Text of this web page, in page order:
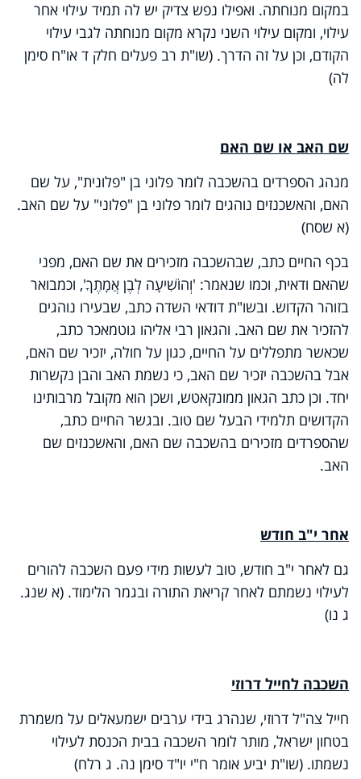
במקום מנוחתה. ואפילו נפש צדיק יש לה תמיד עילוי אחר
עילוי, ומקום עילוי השני נקרא מקום מנוחתה לגבי עילוי
הקודם, וכן על זה הדרך. (שו"ת רב פעלים חלק ד או"ח סימן
לה)
שם האב או שם האם
מנהג הספרדים בהשכבה לומר פלוני בן "פלונית", על שם
האם, והאשכנזים נוהגים לומר פלוני בן "פלוני" על שם האב.
(א שסח)
בכף החיים כתב, שבהשכבה מזכירים את שם האם, מפני
שהאם ודאית, וכמו שנאמר: 'וְהוֹשִׁיעָה לְבֶן אֲמָתֶךָ', וכמבואר
בזוהר הקדוש. ובשו"ת דודאי השדה כתב, שבעירו נוהגים
להזכיר את שם האב. והגאון רבי אליהו גוטמאכר כתב,
שכאשר מתפללים על החיים, כגון על חולה, יזכיר שם האם,
אבל בהשכבה יזכיר שם האב, כי נשמת האב והבן נקשרות
יחד. וכן כתב הגאון ממונקאטש, ושכן הוא מקובל מרבותינו
הקדושים תלמידי הבעל שם טוב. ובגשר החיים כתב,
שהספרדים מזכירים בהשכבה שם האם, והאשכנזים שם
האב.
אחר י"ב חודש
גם לאחר י"ב חודש, טוב לעשות מידי פעם השכבה להורים
לעילוי נשמתם לאחר קריאת התורה ובגמר הלימוד. (א שנג.
ג נו)
השכבה לחייל דרוזי
חייל צה"ל דרוזי, שנהרג בידי ערבים ישמעאלים על משמרת
בטחון ישראל, מותר לומר השכבה בבית הכנסת לעילוי
נשמתו. (שו"ת יביע אומר ח"י יו"ד סימן נה. ג רלח)